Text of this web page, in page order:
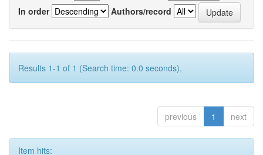
In order
Authors/record
Results 1-1 of 1 (Search time: 0.0 seconds).
previous 1 next
Item hits: